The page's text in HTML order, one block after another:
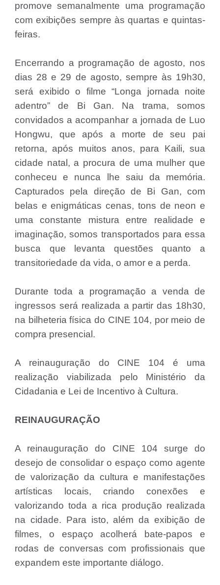
promove semanalmente uma programação
com exibições sempre às quartas e quintas-
feiras.
Encerrando a programação de agosto, nos
dias 28 e 29 de agosto, sempre às 19h30,
será exibido o filme “Longa jornada noite
adentro” de Bi Gan. Na trama, somos
convidados a acompanhar a jornada de Luo
Hongwu, que após a morte de seu pai
retorna, após muitos anos, para Kaili, sua
cidade natal, a procura de uma mulher que
conheceu e nunca lhe saiu da memória.
Capturados pela direção de Bi Gan, com
belas e enigmáticas cenas, tons de neon e
uma constante mistura entre realidade e
imaginação, somos transportados para essa
busca que levanta questões quanto a
transitoriedade da vida, o amor e a perda.
Durante toda a programação a venda de
ingressos será realizada a partir das 18h30,
na bilheteria física do CINE 104, por meio de
compra presencial.
A reinauguração do CINE 104 é uma
realização viabilizada pelo Ministério da
Cidadania e Lei de Incentivo à Cultura.
REINAUGURAÇÃO
A reinauguração do CINE 104 surge do
desejo de consolidar o espaço como agente
de valorização da cultura e manifestações
artísticas locais, criando conexões e
valorizando toda a rica produção realizada
na cidade. Para isto, além da exibição de
filmes, o espaço acolherá bate-papos e
rodas de conversas com profissionais que
expandem este importante diálogo.